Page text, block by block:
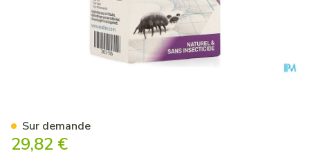
29,82 €
Sur demande